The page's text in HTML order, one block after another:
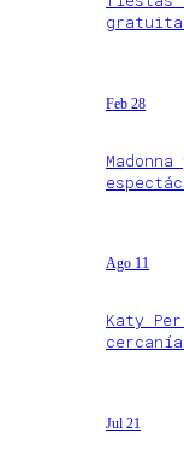
Feb 28
Ago 11
Katy
Jul 21